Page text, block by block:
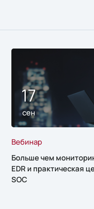
17
сен
Вебинар
Больше чем
EDR и практическая
SOC